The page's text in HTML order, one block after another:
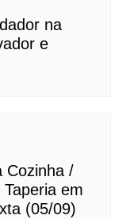
na
e
Cozinha /
em
(05/09)